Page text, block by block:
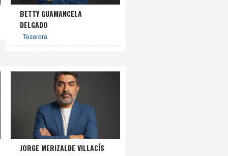
BETTY GUAMANCELA
DELGADO
Tesorera
JORGE MERIZALDE VILLACÍS